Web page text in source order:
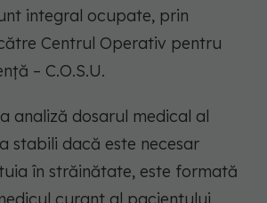
integral ocupate, prin
Centrul Operativ pentru
– C.O.S.U.
analiză dosarul medical al
stabili dacă este necesar
în străinătate, este formată